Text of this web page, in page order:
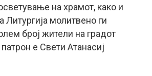
на храмот, како и
Литургија молитвено ги
број жители на градот
е Свети Атанасиј